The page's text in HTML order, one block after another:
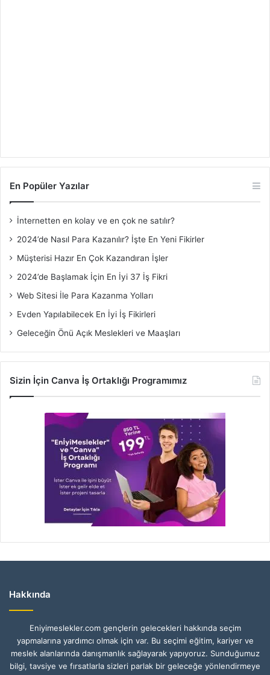
En Popüler Yazılar
İnternetten en kolay ve en çok ne satılır?
2024’de Nasıl Para Kazanılır? İşte En Yeni Fikirler
Müşterisi Hazır En Çok Kazandıran İşler
2024’de Başlamak İçin En İyi 37 İş Fikri
Web Sitesi İle Para Kazanma Yolları
Evden Yapılabilecek En İyi İş Fikirleri
Geleceğin Önü Açık Meslekleri ve Maaşları
Sizin İçin Canva İş Ortaklığı Programımız
Hakkında
Eniyimeslekler.com gençlerin gelecekleri hakkında seçim
yapmalarına yardımcı olmak için var. Bu seçimi eğitim, kariyer ve
meslek alanlarında danışmanlık sağlayarak yapıyoruz. Sunduğumuz
bilgi, tavsiye ve fırsatlarla sizleri parlak bir geleceğe yönlendirmeye